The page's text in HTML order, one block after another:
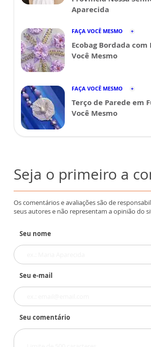
Aparecida
FAÇA VOCÊ MESMO
Ecobag Bordada com
Você Mesmo
FAÇA VOCÊ MESMO
Terço de Parede em
Você Mesmo
Seja o primeiro a
Os comentários e avaliações são de
seus autores e não representam a opinião do
Seu nome
Seu e-mail
Seu comentário